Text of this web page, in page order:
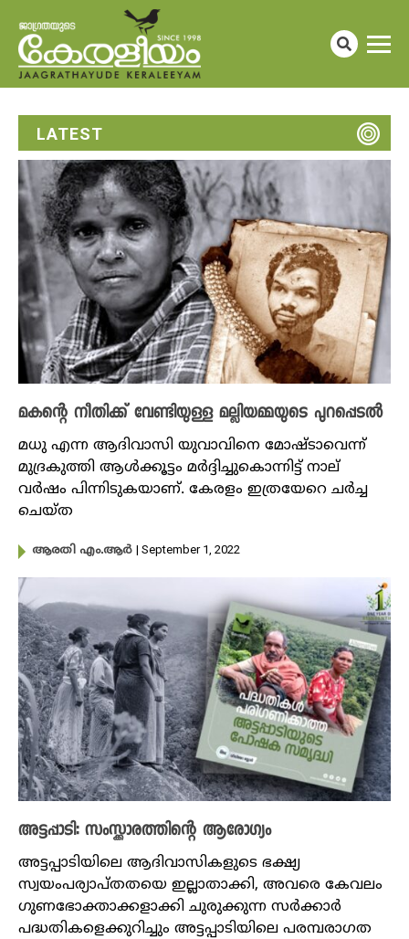
LATEST
മകന്റെ നീതിക്ക് വേണ്ടിയുള്ള മല്ലിയമ്മയുടെ പുറപ്പെടൽ
മധു എന്ന ആദിവാസി യുവാവിനെ മോഷ്ടാവെന്ന്
മുദ്രകുത്തി ആൾക്കൂട്ടം മർദ്ദിച്ചുകൊന്നിട്ട് നാല്
വർഷം പിന്നിടുകയാണ്. കേരളം ഇത്രയേറെ ചർച്ച
ചെയ്ത
ആരതി എം.ആർ | September 1, 2022
അട്ടപ്പാടി: സംസ്ക്കാരത്തിന്റെ ആരോഗ്യം
അട്ടപ്പാടിയിലെ ആദിവാസികളുടെ ഭക്ഷ്യ
സ്വയംപര്യാപ്തതയെ ഇല്ലാതാക്കി, അവരെ കേവലം
ഗുണഭോക്താക്കളാക്കി ചുരുക്കുന്ന സർക്കാർ
പദ്ധതികളെക്കുറിച്ചും അട്ടപ്പാടിയിലെ പരമ്പരാഗത